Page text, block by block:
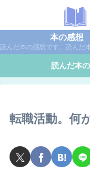
本の感想
読んだ本
転職活動。何